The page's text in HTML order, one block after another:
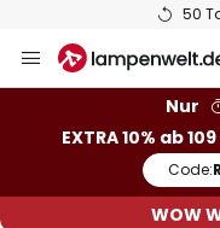
50
Inhalt
Nur
EXTRA 10% ab
Code:
WOW